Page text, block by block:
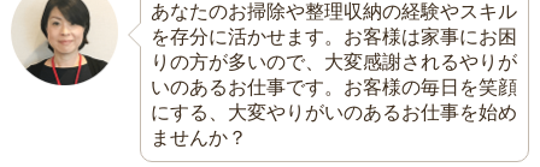
あなたのお掃除や整理収納の経験やスキル
を存分に活かせます。お客様は家事にお困
りの方が多いので、大変感謝されるやりが
いのあるお仕事です。お客様の毎日を笑顔
にする、大変やりがいのあるお仕事を始め
ませんか？